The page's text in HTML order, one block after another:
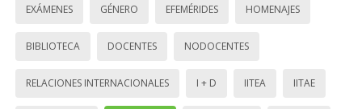
EXÁMENES GÉNERO EFEMÉRIDES HOMENAJES
BIBLIOTECA DOCENTES NODOCENTES
RELACIONES INTERNACIONALES I + D IITEA IITAE